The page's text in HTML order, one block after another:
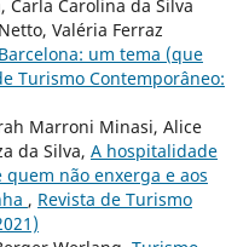
Carla Carolina da Silva
Valéria Ferraz
um tema (que
Turismo Contemporâneo:
Marroni Minasi, Alice
da Silva, A hospitalidade
quem não enxerga e aos
, Revista de Turismo